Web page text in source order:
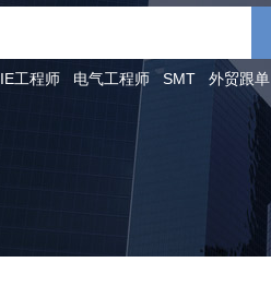
IE工程师 电气工程师 SMT 外贸跟单